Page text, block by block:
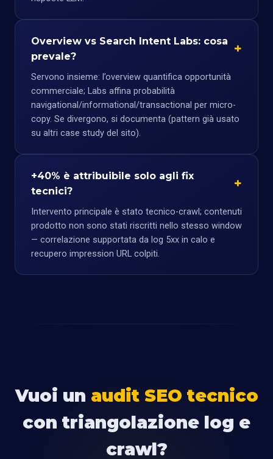
Overview vs Search Intent Labs: cosa
prevale?
Servono insieme: l’overview quantifica opportunità
commerciale; Labs affina probabilità
navigational/informational/transactional per micro-
copy. Se divergono, si documenta (pattern già usato
su altri case study del sito).
+40% è attribuibile solo agli fix
tecnici?
Intervento principale è stato tecnico-crawl; contenuti
prodotto non sono stati riscritti nello stesso window
— correlazione supportata da log 5xx in calo e
recupero impression URL colpiti.
Vuoi un audit SEO tecnico
con triangolazione log e
crawl?